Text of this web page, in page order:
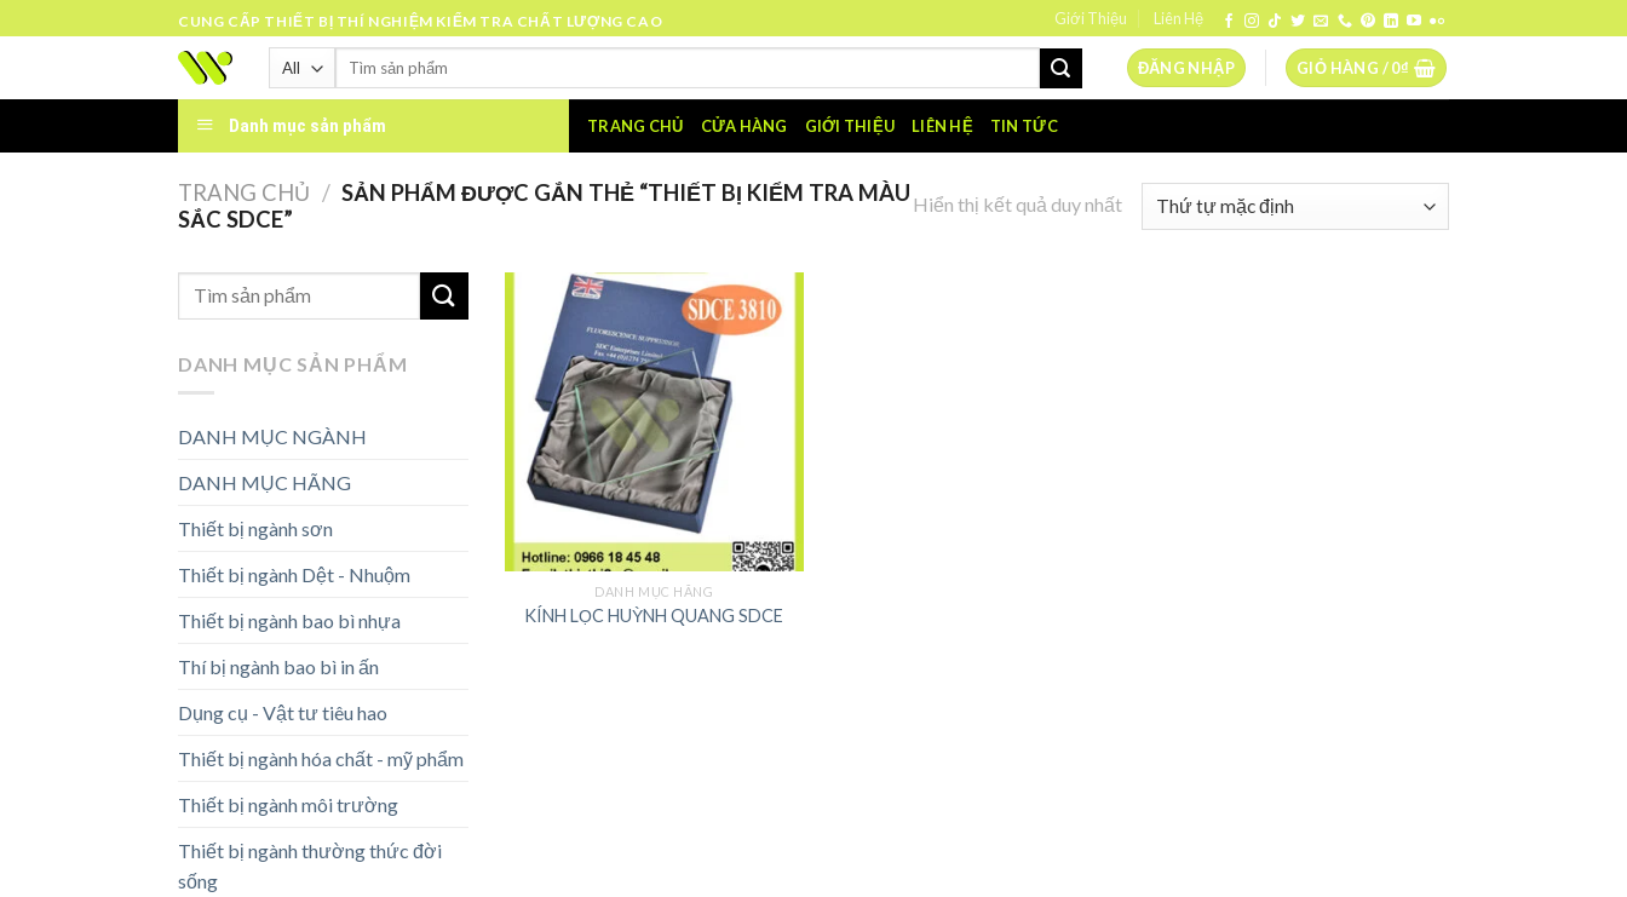
to
CUNG CẤP THIẾT BỊ THÍ NGHIỆM KIỂM TRA CHẤT LƯỢNG CAO Giới Thiệu Liên Hệ
Tìm
ĐĂNG NHẬP GIỎ HÀNG /0₫
Danh mục sản phẩm TRANG CHỦ CỬA HÀNG GIỚI THIỆU LIÊN HỆ TIN TỨC
TRANG CHỦ / SẢN PHẨM ĐƯỢC GẮN THẺ “THIẾT BỊ KIỂM TRA MÀU
SẮC SDCE”
Hiển thị kết quả duy nhất
DANH MỤC SẢN PHẨM
DANH MỤC NGÀNH
DANH MỤC HÃNG
Thiết bị ngành sơn
Thiết bị ngành Dệt - Nhuộm
Thiết bị ngành bao bì nhựa
Thí bị ngành bao bì in ấn
Dụng cụ - Vật tư tiêu hao
Thiết bị ngành hóa chất - mỹ phẩm
Thiết bị ngành môi trường
Thiết bị ngành thường thức đời
sống
DANH MỤC HÃNG
KÍNH LỌC HUỲNH QUANG SDCE